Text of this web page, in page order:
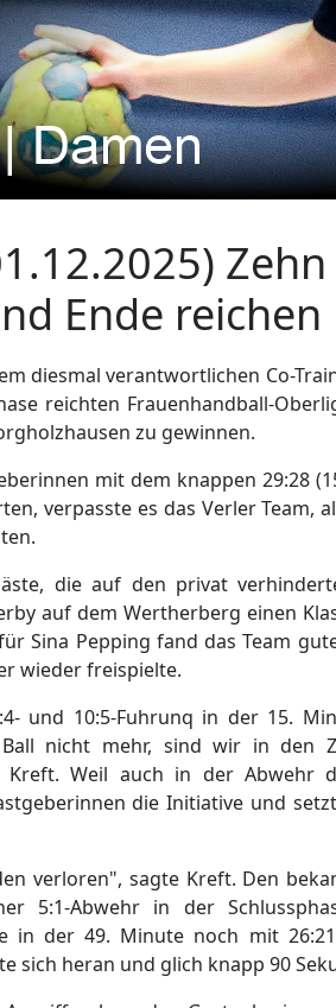
Ende
diesmal verantwortlichen Co-
reichten Frauenhandball-
zu gewinnen.
mit dem knappen 29:28
verpasste es das Verler Team,
die auf den privat
auf dem Wertherberg einen
Sina Pepping fand das Team
wieder freispielte.
und 10:5-Fuhrunq in der 15.
nicht mehr, sind wir in den
Kreft. Weil auch in der Abwehr
die Initiative und
verloren", sagte Kreft. Den
5:1-Abwehr in der
in der 49. Minute noch mit
sich heran und glich knapp 90